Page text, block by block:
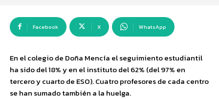
Facebook X WhatsApp
En el colegio de Doña Mencía el seguimiento estudiantil
ha sido del 18% y en el instituto del 62% (del 97% en
tercero y cuarto de ESO). Cuatro profesores de cada centro
se han sumado también a la huelga.